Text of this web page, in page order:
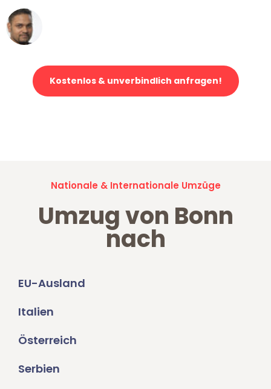
Kostenlos & unverbindlich anfragen!
Nationale & Internationale Umzüge
Umzug von Bonn
nach
EU-Ausland
Italien
Österreich
Serbien